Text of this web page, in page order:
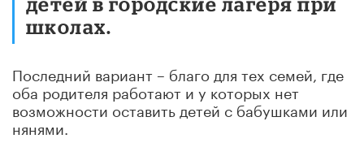
школах.
Последний вариант – благо для тех семей, где
оба родителя работают и у которых нет
возможности оставить детей с бабушками или
нянями.